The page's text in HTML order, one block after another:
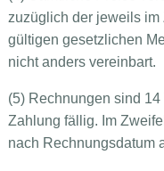
zuzüglich der jeweils
gültigen gesetzlichen
nicht anders vereinbart.
(5) Rechnungen sind
Zahlung fällig. Im
nach Rechnungsdatum